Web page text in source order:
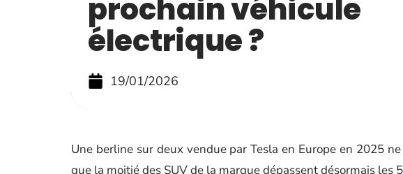
prochain véhicule
électrique ?
19/01/2026
Une berline sur deux vendue par Tesla en Europe en 2025
que la moitié des SUV de la marque dépassent désormais les